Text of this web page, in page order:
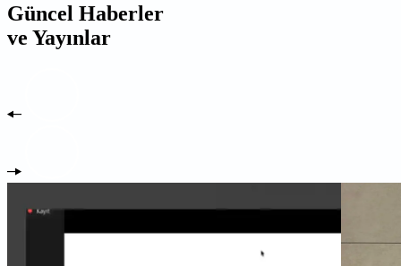
Güncel Haberler
ve Yayınlar